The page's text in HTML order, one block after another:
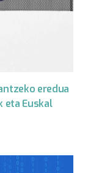
eredua
eta Euskal